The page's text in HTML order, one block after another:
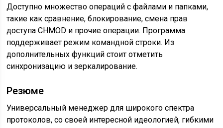
Доступно множество операций с файлами и папками,
такие как сравнение, блокирование, смена прав
доступа CHMOD и прочие операции. Программа
поддерживает режим командной строки. Из
дополнительных функций стоит отметить
синхронизацию и зеркалирование.
Резюме
Универсальный менеджер для широкого спектра
протоколов, со своей интересной идеологией, гибкими